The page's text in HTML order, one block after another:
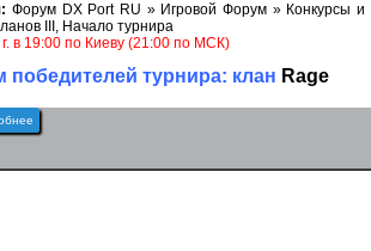
Форум DX Port RU » Игровой Форум » Конкурсы и
III, Начало турнира
в 19:00 по Киеву (21:00 по МСК)
победителей турнира: клан Rage